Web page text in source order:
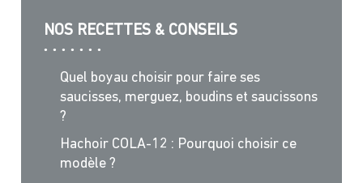
NOS RECETTES & CONSEILS
Quel boyau choisir pour faire ses
saucisses, merguez, boudins et saucissons
?
Hachoir COLA-12 : Pourquoi choisir ce
modèle ?